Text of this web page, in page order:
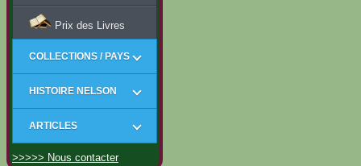
Prix des Livres
COLLECTIONS / PAYS
HISTOIRE NELSON
ARTICLES
>>>>> Nous contacter